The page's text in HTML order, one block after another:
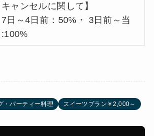
キャンセルに関して】
日～4日前：50%・ 3日前～当
:100%
・パーティー料理 スイーツプラン￥2,000～